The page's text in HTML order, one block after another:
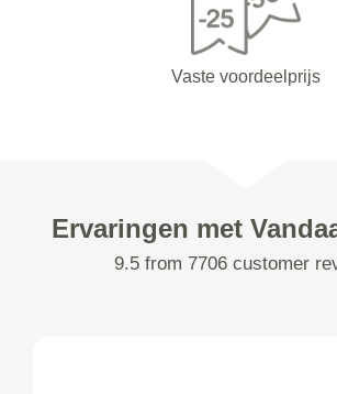
Vaste voordeelprijs
Ervaringen met
9.5 from 7706 customer